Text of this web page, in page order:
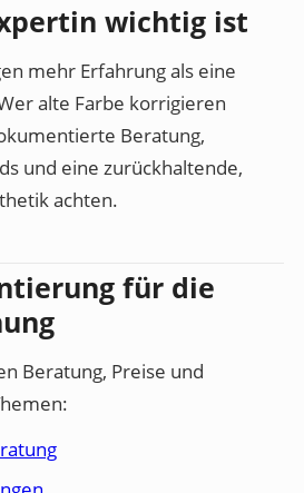
wichtig ist
mehr Erfahrung als eine
alte Farbe korrigieren
Beratung,
und eine zurückhaltende,
achten.
für die
Beratung, Preise und